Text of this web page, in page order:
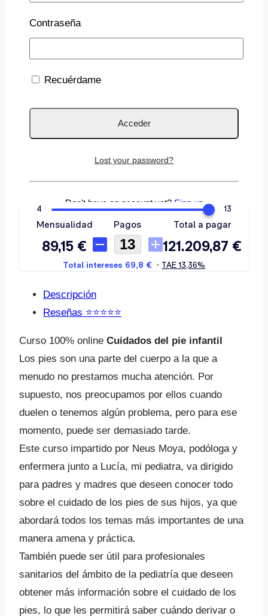
Descripción
Reseñas ⭐️⭐️⭐️⭐️⭐️
Curso 100% online Cuidados del pie infantil
Los pies son una parte del cuerpo a la que a
menudo no prestamos mucha atención. Por
supuesto, nos preocupamos por ellos cuando
duelen o tenemos algún problema, pero para ese
momento, puede ser demasiado tarde.
Este curso impartido por Neus Moya, podóloga y
enfermera junto a Lucía, mi pediatra, va dirigido
para padres y madres que deseen conocer todo
sobre el cuidado de los pies de sus hijos, ya que
abordará todos los temas más importantes de una
manera amena y práctica.
También puede ser útil para profesionales
sanitarios del ámbito de la pediatría que deseen
obtener más información sobre el cuidado de los
pies, lo que les permitirá saber cuándo derivar o
Contraseña
Recuérdame
Lost your password?
Don't have an account yet? Sign up